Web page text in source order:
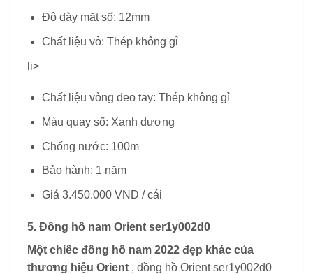
Độ dày mặt số: 12mm
Chất liệu vỏ: Thép không gỉ
li>
Chất liệu vòng đeo tay: Thép không gỉ
Màu quay số: Xanh dương
Chống nước: 100m
Bảo hành: 1 năm
Giá 3.450.000 VND / cái
5. Đồng hồ nam Orient ser1y002d0
Một chiếc đồng hồ nam 2022 đẹp khác của
thương hiệu Orient , đồng hồ Orient ser1y002d0